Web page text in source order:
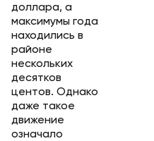
доллара, а
максимумы года
находились в
районе
нескольких
десятков
центов. Однако
даже такое
движение
означало